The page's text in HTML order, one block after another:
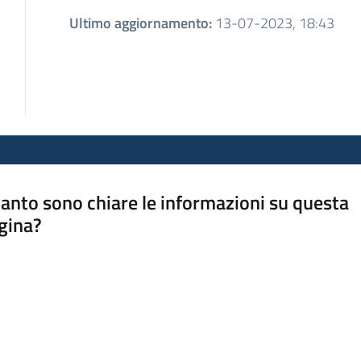
Ultimo aggiornamento: 13-07-2023, 18:43
sono chiare le informazioni su questa